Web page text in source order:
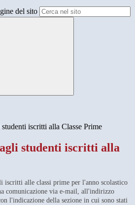
del sito
iscritti alla Classe Prime
studenti iscritti alla
iscritti alle classi prime per l'anno scolastico
comunicazione via e-mail, all'indirizzo
l'indicazione della sezione in cui sono stati